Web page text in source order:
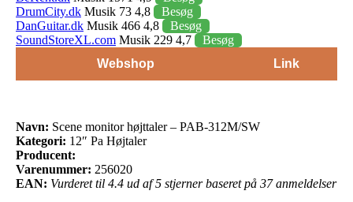
DrumCity.dk Musik 73 4,8
Besøg
DanGuitar.dk Musik 466 4,8
Besøg
SoundStoreXL.com Musik 229 4,7
Besøg
Webshop
Link
Navn: Scene monitor højttaler – PAB-312M/SW
Kategori: 12″ Pa Højtaler
Producent:
Varenummer: 256020
EAN: Vurderet til 4.4 ud af 5 stjerner baseret på 37 anmeldelser